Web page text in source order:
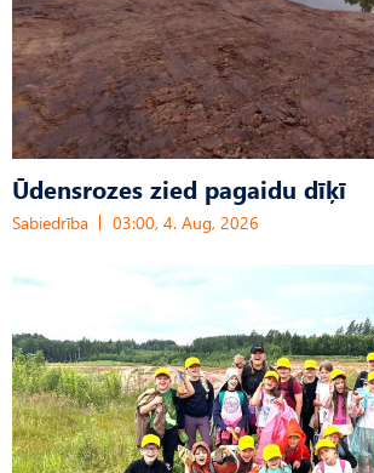
Ūdensrozes zied pagaidu dīķī
Sabiedrība 03:00, 4. Aug, 2026